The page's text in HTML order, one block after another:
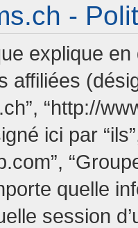
-
explique
affiliées
“http://
ici par
quelle
session